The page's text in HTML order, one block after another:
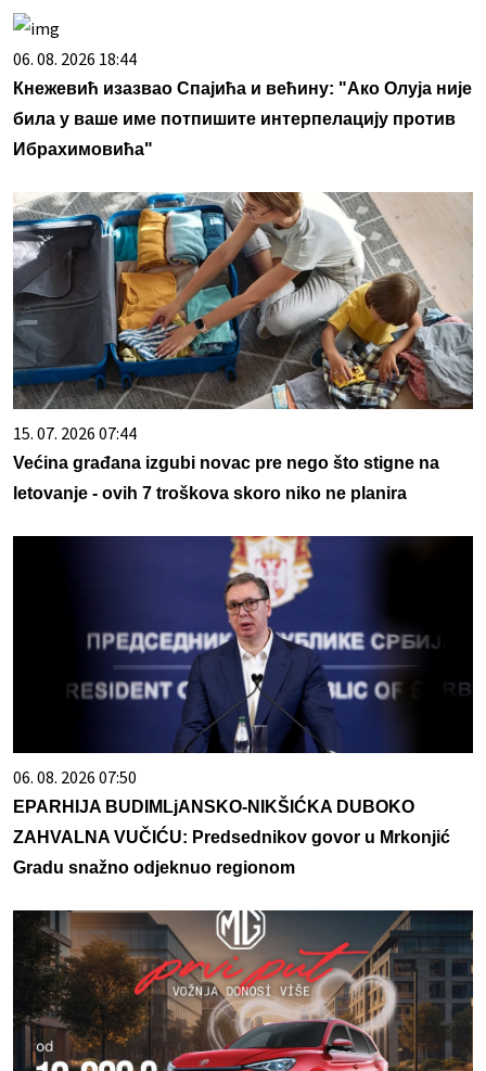
06. 08. 2026 18:44
Кнежевић изазвао Спајића и већину: "Ако Олуја није
била у ваше име потпишите интерпелацију против
Ибрахимовића"
15. 07. 2026 07:44
Većina građana izgubi novac pre nego što stigne na
letovanje - ovih 7 troškova skoro niko ne planira
06. 08. 2026 07:50
EPARHIJA BUDIMLjANSKO-NIKŠIĆKA DUBOKO
ZAHVALNA VUČIĆU: Predsednikov govor u Mrkonjić
Gradu snažno odjeknuo regionom